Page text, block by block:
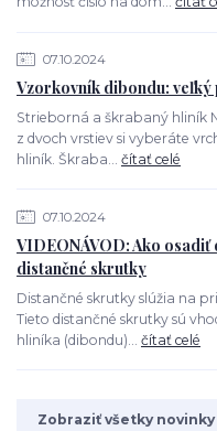
07.10.2024
Vzorkovník dibondu: veľký
Strieborná a škrabaný hliník
z dvoch vrstiev si vyberáte
hliník. Škraba... čítať celé
07.10.2024
VIDEONÁVOD: Ako
distančné skrutky
Distančné skrutky slúžia na
Tieto distančné skrutky sú
hliníka (dibondu)... čítať celé
Zobraziť všetky novinky